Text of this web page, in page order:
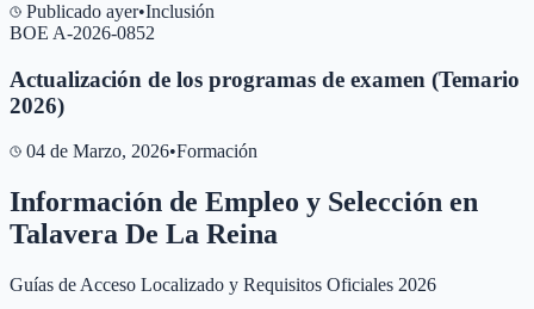
Publicado ayer•Inclusión
BOE A-2026-0852
Actualización de los programas de examen (Temario
2026)
04 de Marzo, 2026•Formación
Información de Empleo y Selección en
Talavera De La Reina
Guías de Acceso Localizado y Requisitos Oficiales 2026